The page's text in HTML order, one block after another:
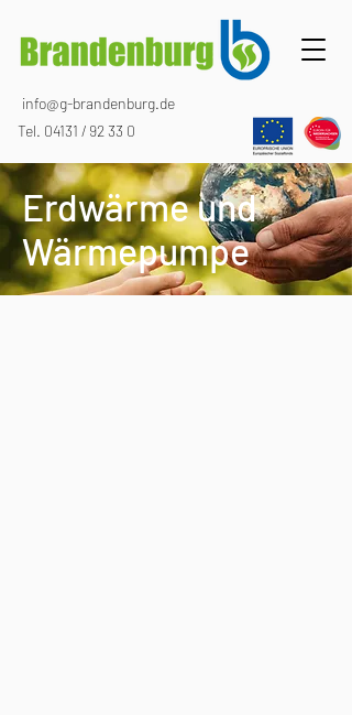
info@g-brandenburg.de
Tel. 04131 / 92 33 0
Erdwärme und
Wärmepumpe